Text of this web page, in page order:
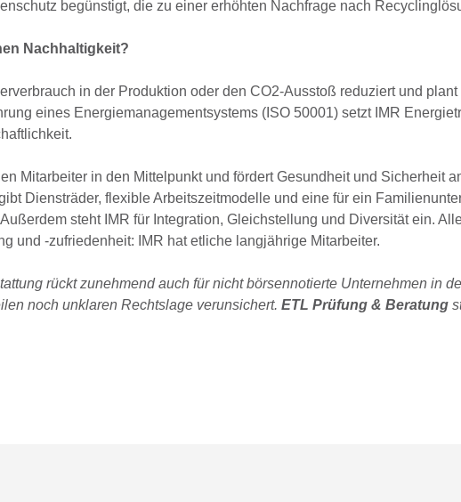
begünstigt, die zu einer erhöhten Nachfrage nach
Nachhaltigkeit?
in der Produktion oder den CO2-Ausstoß reduziert und
eines Energiemanagementsystems (ISO 50001) setzt IMR
Mitarbeiter in den Mittelpunkt und fördert Gesundheit und Sicherheit
Diensträder, flexible Arbeitszeitmodelle und eine für ein
steht IMR für Integration, Gleichstellung und Diversität ein.
und -zufriedenheit: IMR hat etliche langjährige Mitarbeiter.
rückt zunehmend auch für nicht börsennotierte Unternehmen in
noch unklaren Rechtslage verunsichert. ETL Prüfung & Beratung